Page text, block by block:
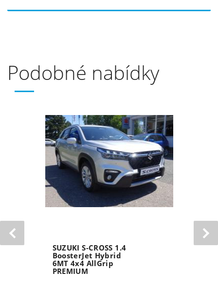
Podobné nabídky
SUZUKI VITARA 1.4
BoosterJet Hybrid
6AT 4x4 AllGrip
ELEGANCE PANORAMA